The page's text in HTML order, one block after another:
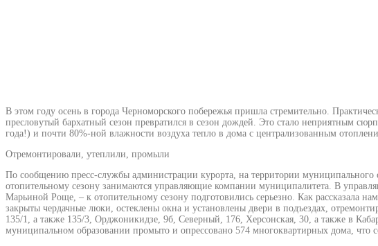
В этом году осень в города Черноморского побережья пришла стремительно.
пресловутый бархатный сезон превратился в сезон дождей. Это стало неприятным
года!) и почти 80%-ной влажности воздуха тепло в дома с централизованным
Отремонтировали, утеплили, промыли
По сообщению пресс-службы администрации курорта, на территории
отопительному сезону занимаются управляющие компании муниципалитета. В
Марьиной Роще, – к отопительному сезону подготовились серьезно. Как рассказала
закрыты чердачные люки, остеклены окна и установлены двери в подъездах,
135/1, а также 135/3, Орджоникидзе, 9б, Северный, 176, Херсонская, 30, а также в
муниципальном образовании промыто и опрессовано 574 многоквартирных дома, что